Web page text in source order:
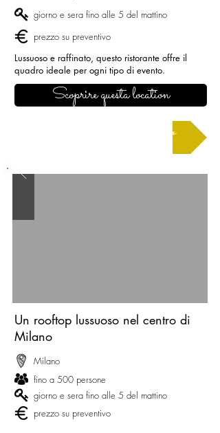
giorno e sera fino alle 5 del mattino
prezzo su preventivo
Lussuoso e raffinato, questo ristorante offre il
quadro ideale per ogni tipo di evento.
Scoprire questa location
Richiedere un preventivo
Un rooftop lussuoso nel centro di
Milano
Milano
fino a 500 persone
giorno e sera fino alle 5 del mattino
prezzo su preventivo